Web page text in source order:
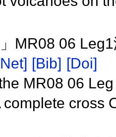
MR08 06
[Bib] [Doi]
MR08 06
complete cross